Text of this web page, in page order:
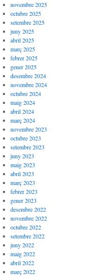
novembre 2025
octubre 2025
setembre 2025
juny 2025
abril 2025
març 2025
febrer 2025
gener 2025
desembre 2024
novembre 2024
octubre 2024
maig 2024
abril 2024
març 2024
novembre 2023
octubre 2023
setembre 2023
juny 2023
maig 2023
abril 2023
març 2023
febrer 2023
gener 2023
desembre 2022
novembre 2022
octubre 2022
setembre 2022
juny 2022
maig 2022
abril 2022
març 2022